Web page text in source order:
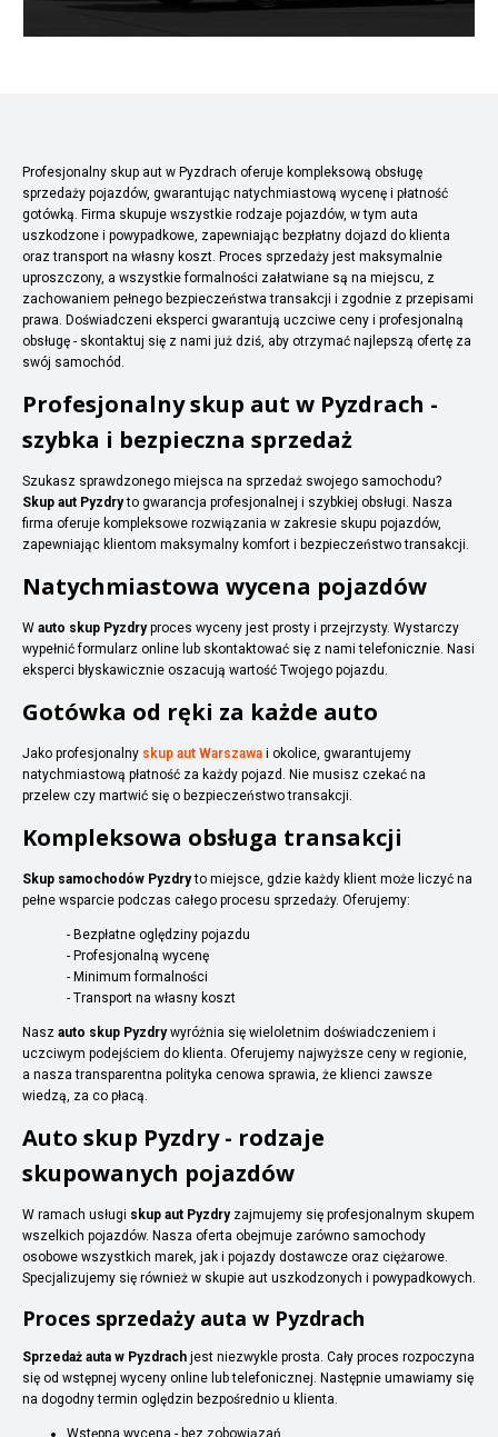
Profesjonalny skup aut w Pyzdrach oferuje kompleksową obsługę
sprzedaży pojazdów, gwarantując natychmiastową wycenę i płatność
gotówką. Firma skupuje wszystkie rodzaje pojazdów, w tym auta
uszkodzone i powypadkowe, zapewniając bezpłatny dojazd do klienta
oraz transport na własny koszt. Proces sprzedaży jest maksymalnie
uproszczony, a wszystkie formalności załatwiane są na miejscu, z
zachowaniem pełnego bezpieczeństwa transakcji i zgodnie z przepisami
prawa. Doświadczeni eksperci gwarantują uczciwe ceny i profesjonalną
obsługę - skontaktuj się z nami już dziś, aby otrzymać najlepszą ofertę za
swój samochód.
Profesjonalny skup aut w Pyzdrach -
szybka i bezpieczna sprzedaż
Szukasz sprawdzonego miejsca na sprzedaż swojego samochodu?
Skup aut Pyzdryto gwarancja profesjonalnej i szybkiej obsługi. Nasza
firma oferuje kompleksowe rozwiązania w zakresie skupu pojazdów,
zapewniając klientom maksymalny komfort i bezpieczeństwo transakcji.
Natychmiastowa wycena pojazdów
W auto skup Pyzdryproces wyceny jest prosty i przejrzysty. Wystarczy
wypełnić formularz online lub skontaktować się z nami telefonicznie. Nasi
eksperci błyskawicznie oszacują wartość Twojego pojazdu.
Gotówka od ręki za każde auto
Jako profesjonalny skup aut Warszawa i okolice, gwarantujemy
natychmiastową płatność za każdy pojazd. Nie musisz czekać na
przelew czy martwić się o bezpieczeństwo transakcji.
Kompleksowa obsługa transakcji
Skup samochodów Pyzdryto miejsce, gdzie każdy klient może liczyć na
pełne wsparcie podczas całego procesu sprzedaży. Oferujemy:
- Bezpłatne oględziny pojazdu
- Profesjonalną wycenę
- Minimum formalności
- Transport na własny koszt
Nasz auto skup Pyzdrywyróżnia się wieloletnim doświadczeniem i
uczciwym podejściem do klienta. Oferujemy najwyższe ceny w regionie,
a nasza transparentna polityka cenowa sprawia, że klienci zawsze
wiedzą, za co płacą.
Auto skup Pyzdry - rodzaje
skupowanych pojazdów
W ramach usługi skup aut Pyzdryzajmujemy się profesjonalnym skupem
wszelkich pojazdów. Nasza oferta obejmuje zarówno samochody
osobowe wszystkich marek, jak i pojazdy dostawcze oraz ciężarowe.
Specjalizujemy się również w skupie aut uszkodzonych i powypadkowych.
Proces sprzedaży auta w Pyzdrach
Sprzedaż auta w Pyzdrach jest niezwykle prosta. Cały proces rozpoczyna
się od wstępnej wyceny online lub telefonicznej. Następnie umawiamy się
na dogodny termin oględzin bezpośrednio u klienta.
Wstępna wycena - bez zobowiązań